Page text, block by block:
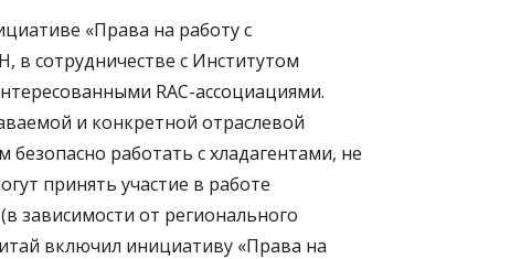
«Права на работу с
сотрудничестве с Институтом
RAC-ассоциациями.
и конкретной отраслевой
работать с хладагентами, не
принять участие в работе
зависимости от регионального
включил инициативу «Права на